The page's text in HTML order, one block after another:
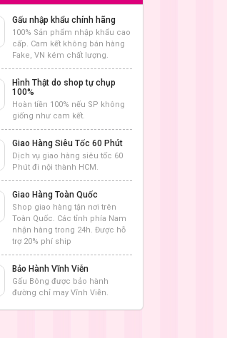
Gấu nhập khẩu chính hãng
100% Sản phẩm nhập khẩu cao
cấp. Cam kết không bán hàng
Fake, VN kém chất lượng.
Hình Thật do shop tự chụp
100%
Hoàn tiền 100% nếu SP không
giống như cam kết.
Giao Hàng Siêu Tốc 60 Phút
Dịch vụ giao hàng siêu tốc 60
Phút đi nội thành HCM.
Giao Hàng Toàn Quốc
Shop giao hàng tận nơi trên
Toàn Quốc. Các tỉnh phía Nam
nhận hàng trong 24h. Được hỗ
trợ 20% phí ship
Bảo Hành Vĩnh Viễn
Gấu Bông được bảo hành
đường chỉ may Vĩnh Viễn.